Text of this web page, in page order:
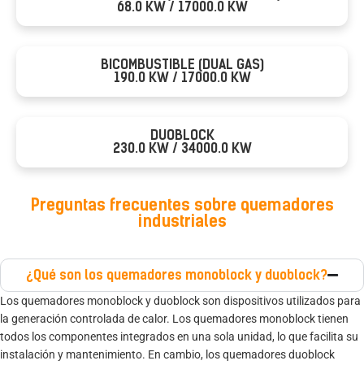
68.0 KW / 17000.0 KW
BICOMBUSTIBLE (DUAL GAS)
190.0 KW / 17000.0 KW
DUOBLOCK
230.0 KW / 34000.0 KW
Preguntas frecuentes sobre quemadores
industriales
¿Qué son los quemadores monoblock y duoblock?
Los quemadores monoblock y duoblock son dispositivos utilizados para
la generación controlada de calor. Los quemadores monoblock tienen
todos los componentes integrados en una sola unidad, lo que facilita su
instalación y mantenimiento. En cambio, los quemadores duoblock